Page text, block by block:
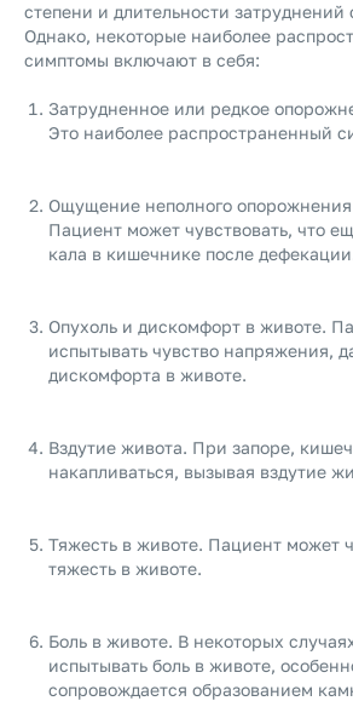
степени и длительности затруднений
Однако, некоторые наиболее
симптомы включают в себя:
Затрудненное или редкое
Это наиболее распространенный
Ощущение неполного
Пациент может чувствовать, что
кала в кишечнике после
Опухоль и дискомфорт в животе.
испытывать чувство напряжения,
дискомфорта в животе.
Вздутие живота. При запоре,
накапливаться, вызывая вздутие
Тяжесть в животе. Пациент может
тяжесть в животе.
Боль в животе. В некоторых
испытывать боль в животе,
сопровождается образованием